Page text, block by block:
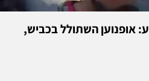
אופנוען השתולל בכביש,